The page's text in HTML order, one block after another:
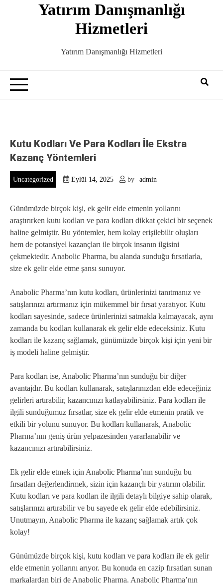
Yatırım Danışmanlığı
Hizmetleri
Yatırım Danışmanlığı Hizmetleri
Kutu Kodları Ve Para Kodları İle Ekstra
Kazanç Yöntemleri
Uncategorized Eylül 14, 2025 by admin
Günümüzde birçok kişi, ek gelir elde etmenin yollarını
araştırırken kutu kodları ve para kodları dikkat çekici bir seçenek
haline gelmiştir. Bu yöntemler, hem kolay erişilebilir oluşları
hem de potansiyel kazançları ile birçok insanın ilgisini
çekmektedir. Anabolic Pharma, bu alanda sunduğu fırsatlarla,
size ek gelir elde etme şansı sunuyor.
Anabolic Pharma’nın kutu kodları, ürünlerinizi tanıtmanız ve
satışlarınızı artırmanız için mükemmel bir fırsat yaratıyor. Kutu
kodları sayesinde, sadece ürünlerinizi satmakla kalmayacak, aynı
zamanda bu kodları kullanarak ek gelir elde edeceksiniz. Kutu
kodları ile kazanç sağlamak, günümüzde birçok kişi için yeni bir
iş modeli haline gelmiştir.
Para kodları ise, Anabolic Pharma’nın sunduğu bir diğer
avantajdır. Bu kodları kullanarak, satışlarınızdan elde edeceğiniz
gelirleri artırabilir, kazancınızı katlayabilirsiniz. Para kodları ile
ilgili sunduğumuz fırsatlar, size ek gelir elde etmenin pratik ve
etkili bir yolunu sunuyor. Bu kodları kullanarak, Anabolic
Pharma’nın geniş ürün yelpazesinden yararlanabilir ve
kazancınızı artırabilirsiniz.
Ek gelir elde etmek için Anabolic Pharma’nın sunduğu bu
fırsatları değerlendirmek, sizin için kazançlı bir yatırım olabilir.
Kutu kodları ve para kodları ile ilgili detaylı bilgiye sahip olarak,
satışlarınızı artırabilir ve bu sayede ek gelir elde edebilirsiniz.
Unutmayın, Anabolic Pharma ile kazanç sağlamak artık çok
kolay!
Günümüzde birçok kişi, kutu kodları ve para kodları ile ek gelir
elde etmenin yollarını arıyor. Bu konuda en cazip fırsatları sunan
markalardan biri de Anabolic Pharma. Anabolic Pharma’nın